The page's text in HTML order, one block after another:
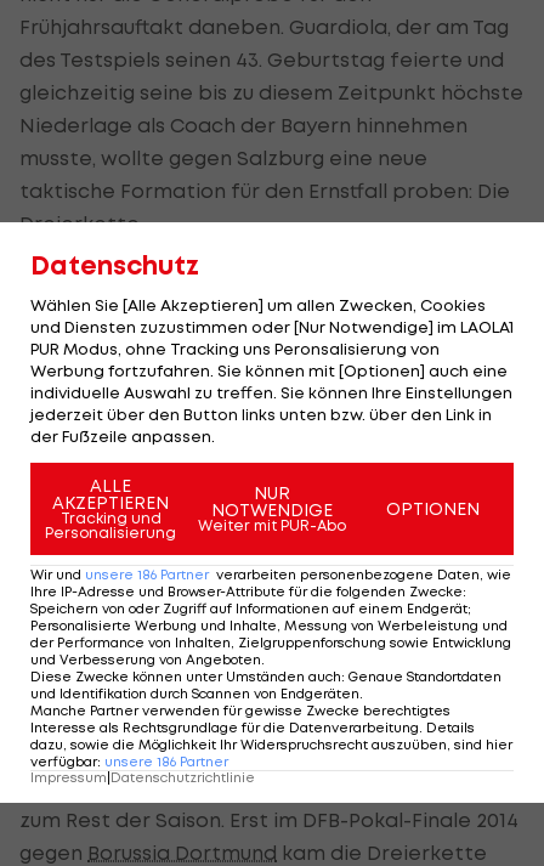
Frühjahrsauftakt daneben. Guardiola, der am Tag
des Testspiels seinen 43. Geburtstag feierte und
gleichzeitig seine bis zu diesem Zeitpunkt höchste
Niederlage als Coach der Bayern hinnehmen
musste, wollte gegen Salzburg eine neue
taktische Formation für den Ernstfall proben: Die
Dreierkette.
Der Katalane ließ den deutschen Rekordmeister
im Winter-Trainingslager in Doha 2014 das 3-4-3
trainieren, der heutige Manchester-City-Trainer
erhoffte sich durch den extra Spieler im Mittelfeld
noch mehr Dominanz im Ballbesitz - doch die
Salzburger zeigten dem Weltklasse-Coach schnell
damals aus den besten drei Innenverteidigern im
Kader gebildete Dreierkette inferior, gegen die
schnellen Salzburger wirkten Martinez, Dante und
selbst der einst so sprintstarke Boateng völlig
überfordert.
Auch Guardiola musste schnell einsehen, dass
dieses Experiment gescheitert war. Schon nach 25
Minuten stellte der Katalane wieder auf
Viererkette um und beließ es dabei auch fast bis
zum Rest der Saison. Erst im DFB-Pokal-Finale 2014
gegen Borussia Dortmund kam die Dreierkette
Datenschutz
Wählen Sie [Alle Akzeptieren] um allen Zwecken, Cookies
und Diensten zuzustimmen oder [Nur Notwendige] im LAOLA1
PUR Modus, ohne Tracking uns Peronsalisierung von
Werbung fortzufahren. Sie können mit [Optionen] auch eine
individuelle Auswahl zu treffen. Sie können Ihre Einstellungen
jederzeit über den Button links unten bzw. über den Link in
der Fußzeile anpassen.
ALLE
AKZEPTIEREN
Tracking und
Personalisierung
NUR
NOTWENDIGE
Weiter mit PUR-Abo
OPTIONEN
Wir und unsere 186 Partner verarbeiten personenbezogene Daten, wie
Ihre IP-Adresse und Browser-Attribute für die folgenden Zwecke:
Speichern von oder Zugriff auf Informationen auf einem Endgerät;
Personalisierte Werbung und Inhalte, Messung von Werbeleistung und
der Performance von Inhalten, Zielgruppenforschung sowie Entwicklung
und Verbesserung von Angeboten
Diese Zwecke können unter Umständen auch: Genaue Standortdaten
und Identifikation durch Scannen von Endgeräten
Manche Partner verwenden für gewisse Zwecke berechtigtes
Interesse als Rechtsgrundlage für die Datenverarbeitung. Details
dazu, sowie die Möglichkeit Ihr Widerspruchsrecht auszuüben, sind hier
verfügbar: unsere 186 Partner
Impressum|Datenschutzrichtlinie